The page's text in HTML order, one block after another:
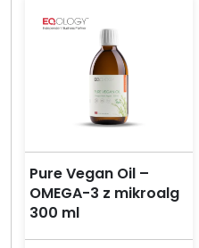
Pure Vegan Oil –
OMEGA-3 z mikroalg
300 ml